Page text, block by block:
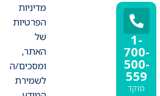
1-
700-
500-
559
מוקד
מדיניות
הפרטיות
של
האתר,
ומסכים/ה
לשמירת